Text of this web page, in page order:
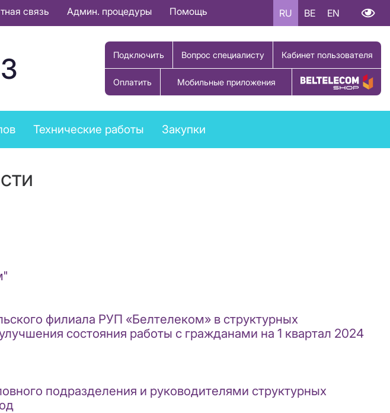
связь Админ. процедуры Помощь RU BE EN
Подключить Вопрос специалисту Кабинет пользователя
Оплатить Мобильные приложения Купить товар
Технические работы Закупки
филиала РУП «Белтелеком» в структурных
состояния работы с гражданами на 1 квартал 2024
подразделения и руководителями структурных